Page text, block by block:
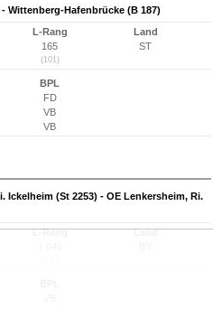
Wittenberg-Hafenbrücke (B 187)
L-Rang
165
(101)
Land
ST
BPL
FD
VB
VB
Ickelheim (St 2253) - OE Lenkersheim, Ri.
L-Rang
Land